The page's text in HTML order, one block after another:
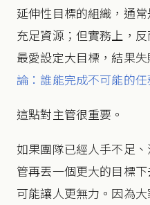
延伸性目標的組織，通
充足資源；但實務上，
最愛設定大目標，結果失
論：誰能完成不可能的任
這點對主管很重要。
如果團隊已經人手不足
管再丟一個更大的目標
可能讓人更無力。因為